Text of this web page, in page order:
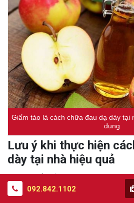
Giấm táo là cách chữa đau dạ dày
dụng
Lưu ý khi thực hiện
dày tại nhà hiệu quả
Không thể phủ nhận những tác
dày tại nhà bằng những mẹo dân
092.842.1102